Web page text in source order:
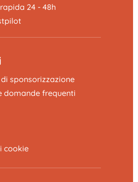
24 - 48h
sponsorizzazione
domande frequenti
cookie